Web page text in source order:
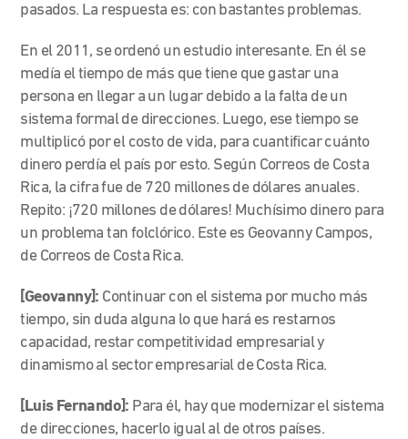
pasados. La respuesta es: con bastantes problemas.
En el 2011, se ordenó un estudio interesante. En él se
medía el tiempo de más que tiene que gastar una
persona en llegar a un lugar debido a la falta de un
sistema formal de direcciones. Luego, ese tiempo se
multiplicó por el costo de vida, para cuantificar cuánto
dinero perdía el país por esto. Según Correos de Costa
Rica, la cifra fue de 720 millones de dólares anuales.
Repito: ¡720 millones de dólares! Muchísimo dinero para
un problema tan folclórico. Este es Geovanny Campos,
de Correos de Costa Rica.
[Geovanny]: Continuar con el sistema por mucho más
tiempo, sin duda alguna lo que hará es restarnos
capacidad, restar competitividad empresarial y
dinamismo al sector empresarial de Costa Rica.
[Luis Fernando]: Para él, hay que modernizar el sistema
de direcciones, hacerlo igual al de otros países.